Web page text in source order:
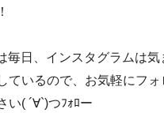
毎日、インスタグラムは気
ているので、お気軽にフォ
い( ´∀`)つﾌｫﾛー